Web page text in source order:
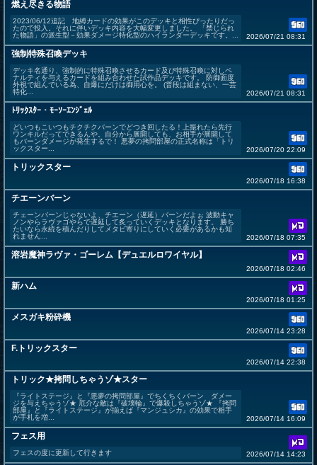
燃え尽きる物語
2023/06/12追記 地縛カードの効果がこのデッキと相性ぴったりだっ
たので投入。それに伴いデッキ内容を大幅変更しました。 「禁じられ
た物語」の派生型－効果ダメージ特化型のハイランダーデッキです。...
2026/07/21 08:31
強制特殊召喚デッキ
デッキ名通り、強制的に特殊召喚させるカード及び特殊召喚に対しペ
ナルティを与えるカードを組み合わせた試作品デッキです。 防御面度
外視で組んでいる為、自爆にだけは御用心を。 (普段は組まない、一芸
特化...
2026/07/21 08:31
ﾄﾘｯｸｽﾀｰ・ﾓｰｿｰｴﾝｼﾞｪﾙ
どいつもこいつもチクチクバーンでどつき回したる！上振れたら先行
ワンキルだってできるんや。自分から展開しても、お相手が展開して
もバーンダメージが発生するで！ 悪夢の拷問部屋の正式名称は「トリ
ックスター...
2026/07/20 22:09
トリックスター
2026/07/18 16:38
チエーンバーン
チェーンバーンじゃないよ、チエーン（遅延）バーンだよぉ 波動キャ
ノンやらラヴァゴやらで遅延して炙っていくデッキとなります。 勝ち
たいなら永続を積んだりしてメタビ寄りにしていく必要があるかも知
れません...
2026/07/18 07:35
溶岩魔神ラヴァ・ゴーレム【デュエルロワイヤル】
2026/07/18 02:46
新ハム
2026/07/18 01:25
メスガキ粉砕機
2026/07/14 23:28
F.トリックスター
2026/07/14 22:38
トリック★拷問しちゃうゾ★スター
『ライトステージ』と『悪夢の拷問部屋』でちくちくバーン ダメー
ジを与えちゃうゾ★ 厄介な敵は『破壊輪』で爆殺しちゃうゾ★ 『拷問
部屋』と『ライトステージ』が揃えば『マンジュシカ』の効果で相手
が手札を増...
2026/07/14 16:09
フェス用
フェスの度に更新して行きます 2026/07/14 14:23